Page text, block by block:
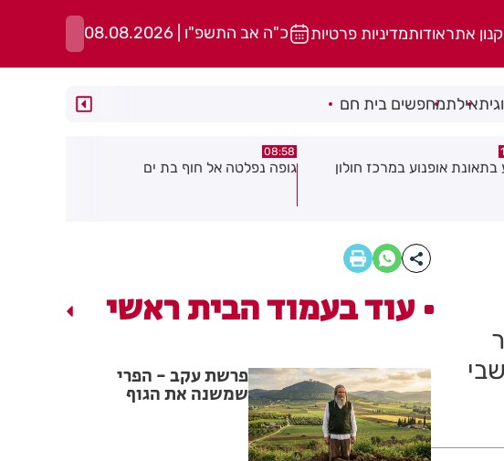
אתראודותמדיניות פרטיות כ"ה אב התשפ"ו | 08.08.2026
אילתמחפשים בית חם
נפלטה אל חוף בת ים
08:29
חשד להצתה בשלושה מוקדים ברמת
עוד בעמוד הבית ראשי
פרשת עקב - הפרי
שמשנה את הגוף